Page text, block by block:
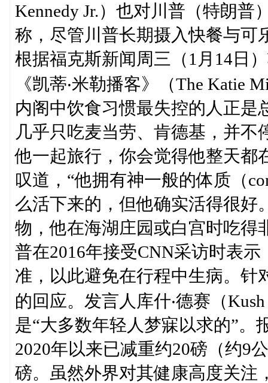
Kennedy Jr.）也对川普（特朗普
称，尽管川普长期摄入快餐与可
根据福克斯新闻周三（1月14日
《凯蒂‧米勒播客》（The Katie
内阁中饮食习惯最失控的人正是
几乎只吃麦当劳、肯德基，并不
他一起旅行，你会觉得他整天都
叹道，“他拥有神一般的体质（
么活下来的，但他确实活得很好
物，他在海湖庄园或白宫时吃得
普在2016年接受CNN采访时表
准，以此避免在行程中生病。针
的回应。发言人库什‧德赛（
是“大多数年轻人梦寐以求的”。
2020年以来已减重约20磅（约9
磅。虽然外界对其健康高度关注